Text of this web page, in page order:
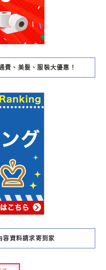
、美髮、服裝大優惠！
容資料請求寄到家